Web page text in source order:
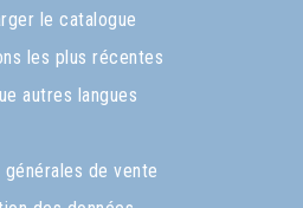
le catalogue
les plus récentes
autres langues
générales de vente